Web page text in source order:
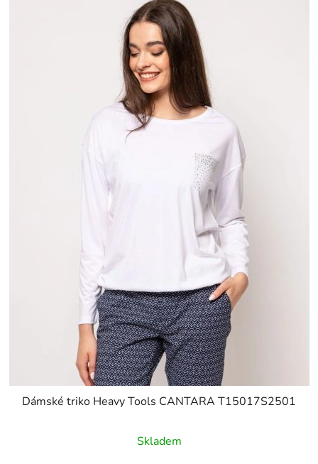
Dámské triko Heavy Tools CANTARA T15017S2501
Skladem